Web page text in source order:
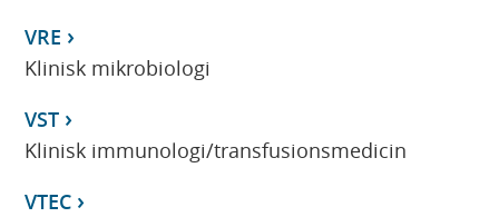
VRE
Klinisk mikrobiologi
VST
Klinisk immunologi/transfusionsmedicin
VTEC